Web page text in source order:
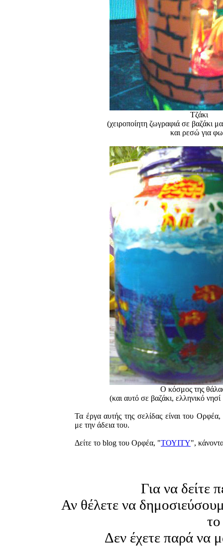
Τζάκι
(χειροποίητη ζωγραφιά σε βαζάκι
και ρεσώ για
Ο κόσμος της
(και αυτό σε βαζάκι, ελληνικό
Τα έργα αυτής της σελίδας είναι τουΟρφέ,
με την άδεια του.
Δείτε το blog του Ορφέα, "ΤΟΥΙΤΥ",
Για να δείτε
Αν θέλετε να
Δεν έχετε παρά να